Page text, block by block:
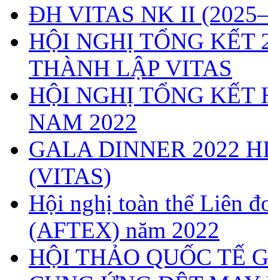
ĐH VITAS NK II
HỘI NGHỊ TỔNG
THÀNH LẬP VITAS
HỘI NGHỊ TỔNG KẾT
NAM 2022
GALA DINNER 2022
(VITAS)
Hội nghị toàn thể Liên
(AFTEX) năm 2022
HỘI THẢO QUỐC TẾ